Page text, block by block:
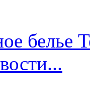
белье